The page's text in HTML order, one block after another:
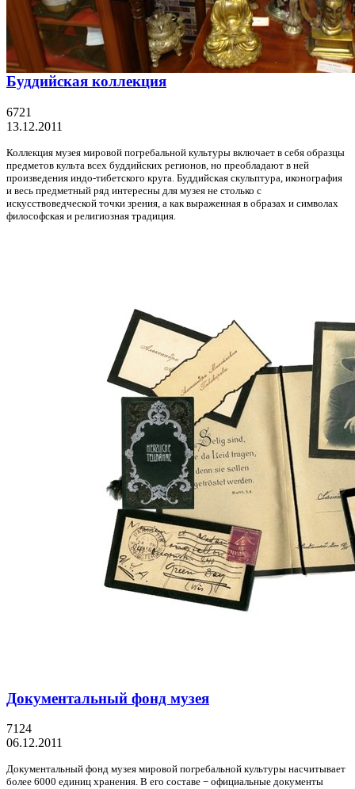
Буддийская коллекция
6721
13.12.2011
Коллекция музея мировой погребальной культуры включает в себя образцы
предметов культа всех буддийских регионов, но преобладают в ней
произведения индо-тибетского круга. Буддийская скульптура, иконография
и весь предметный ряд интересны для музея не столько с
искусствоведческой точки зрения, а как выраженная в образах и символах
философская и религиозная традиция.
Документальный фонд музея
7124
06.12.2011
Документальный фонд музея мировой погребальной культуры насчитывает
более 6000 единиц хранения. В его составе − официальные документы